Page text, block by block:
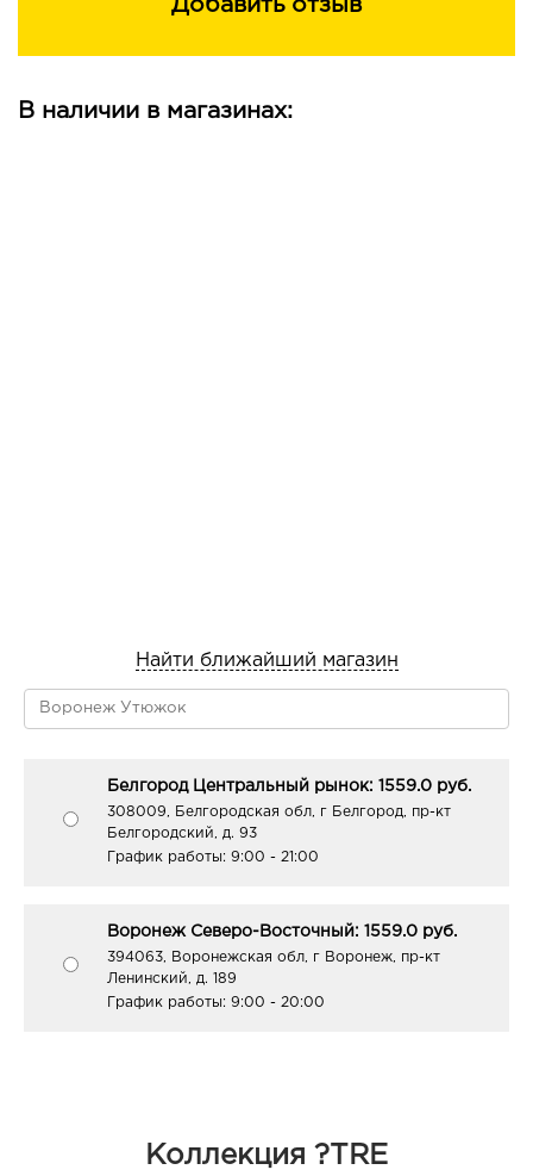
Добавить отзыв
В наличии в магазинах:
Найти ближайший магазин
Белгород Центральный рынок: 1559.0 руб.
308009, Белгородская обл, г Белгород, пр-кт
Белгородский, д. 93
График работы: 9:00 - 21:00
Воронеж Северо-Восточный: 1559.0 руб.
394063, Воронежская обл, г Воронеж, пр-кт
Ленинский, д. 189
График работы: 9:00 - 20:00
Коллекция ?TRE